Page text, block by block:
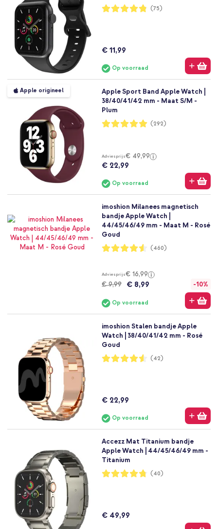
Waardering:
96%
(75)
€ 11,99
Op voorraad
Apple origineel
Apple Sport Band Apple Watch |
38/40/41/42 mm - Maat S/M -
Plum
Waardering:
99%
(292)
Adviesprijs€ 49,99
€ 22,99
Op voorraad
imoshion Milanees magnetisch
bandje Apple Watch |
44/45/46/49 mm - Maat M - Rosé
Goud
Waardering:
91%
(460)
Adviesprijs€ 16,99
€ 9,99
€ 8,99 -10%
Op voorraad
imoshion Stalen bandje Apple
Watch | 38/40/41/42 mm - Rosé
Goud
Waardering:
91%
(42)
€ 22,99
Op voorraad
Accezz Mat Titanium bandje
Apple Watch | 44/45/46/49 mm -
Titanium
Waardering:
95%
(40)
€ 49,99